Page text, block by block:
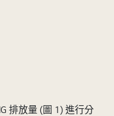
排放量 (圖 1) 進行分